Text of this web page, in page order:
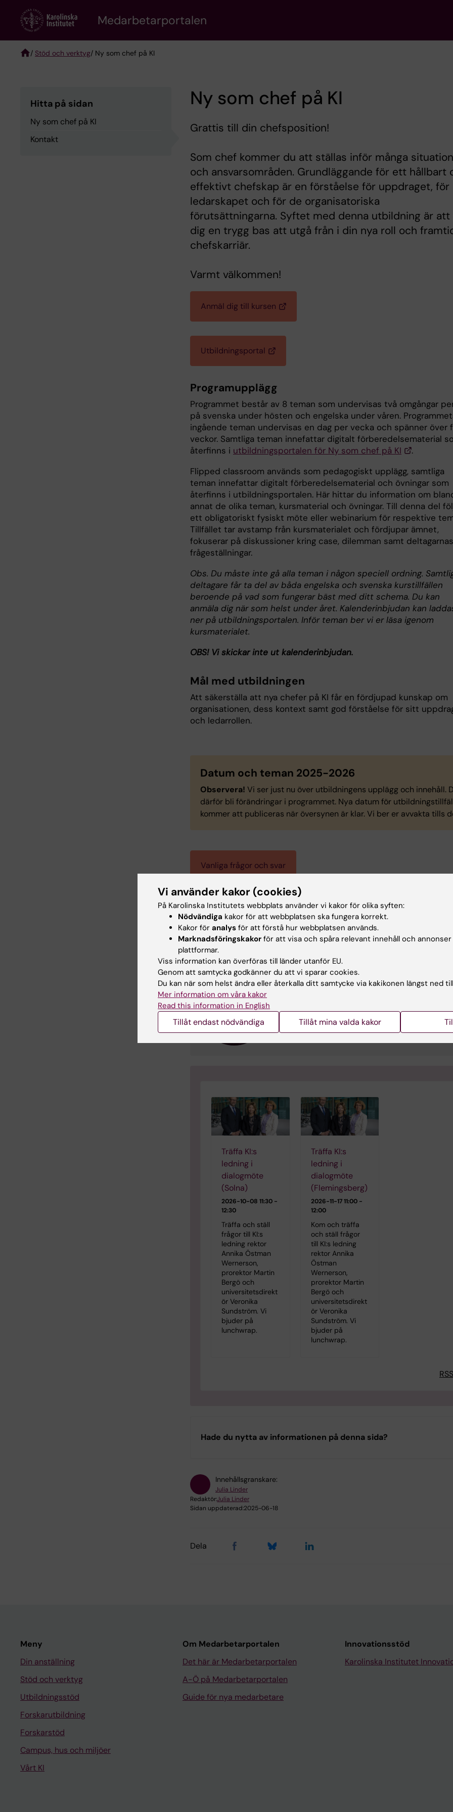
content
Medarbetarportalen
/ Stöd och verktyg/ Ny som chef på KI
Hitta på sidan
Ny som chef på KI
Kontakt
Ny som chef på KI
Grattis till din chefsposition!
Som chef kommer du att ställas inför många
och ansvarsområden. Grundläggande för ett hållbart
effektivt chefskap är en förståelse för uppdraget, för
ledarskapet och för de organisatoriska
förutsättningarna. Syftet med denna utbildning är att
dig en trygg bas att utgå från i din nya roll och
chefskarriär.
Varmt välkommen!
Anmäl dig till kursen
Utbildningsportal
Programupplägg
Programmet består av 8 teman som undervisas två omgångar
på svenska under hösten och engelska under våren.
ingående teman undervisas en dag per vecka och spänner över
veckor. Samtliga teman innefattar digitalt förberedelsematerial
återfinns i utbildningsportalen för Ny som chef på KI
.
Flipped classroom används som pedagogiskt upplägg, samtliga
teman innefattar digitalt förberedelsematerial och övningar som
återfinns i utbildningsportalen. Här hittar du information om
annat de olika teman, kursmaterial och övningar. Till denna del
ett obligatoriskt fysiskt möte eller webinarium för respektive
Tillfället tar avstamp från kursmaterialet och fördjupar ämnet,
fokuserar på diskussioner kring case, dilemman samt deltagarnas
frågeställningar.
Obs. Du måste inte gå alla teman i någon speciell ordning.
deltagare får ta del av båda engelska och svenska kurstillfällen
beroende på vad som fungerar bäst med ditt schema. Du kan
anmäla dig när som helst under året. Kalenderinbjudan kan
ner på utbildningsportalen. Inför teman ber vi er läsa igenom
kursmaterialet.
OBS! Vi skickar inte ut kalenderinbjudan.
Mål med utbildningen
Att säkerställa att nya chefer på KI får en fördjupad kunskap om
organisationen, dess kontext samt god förståelse för sitt
och ledarrollen.
Datum och teman 2025-2026
Observera! Vi ser just nu över utbildningens upplägg och innehåll.
därför bli förändringar i programmet. Nya datum för
kommer att publiceras när översynen är klar. Vi ber er avvakta tills
Vanliga frågor och svar
Kontakt
Programansvarig
Telefon: +46852486665
E-post: julia.linder@ki.se
Träffa KI:s
ledning i
dialogmöte
(Solna)
2026-10-08 11:30 -
12:30
Träffa och ställ
frågor till KI:s
ledning rektor
Annika Östman
Wernerson,
prorektor Martin
Bergö och
universitetsdirekt
ör Veronika
Sundström. Vi
bjuder på
lunchwrap.
Träffa KI:s
ledning i
dialogmöte
(Flemingsberg)
2026-11-1711:00 -
12:00
Kom och träffa
och ställ frågor
till KI:s ledning
rektor Annika
Östman
Wernerson,
prorektor Martin
Bergö och
universitetsdirekt
ör Veronika
Sundström. Vi
bjuder på
lunchwrap.
RSS
Hade du nytta av informationen på denna sida?
Innehållsgranskare:
Julia Linder
Redaktör:Julia Linder
Sidan uppdaterad:2025-06-18
Dela
Meny
Din anställning
Stöd och verktyg
Utbildningsstöd
Forskarutbildning
Forskarstöd
Campus, hus och miljöer
Vårt KI
Om Medarbetarportalen
Det här är Medarbetarportalen
A-Ö på Medarbetarportalen
Guide för nya medarbetare
Innovationsstöd
Karolinska Institutet
Vi använder kakor (cookies)
På Karolinska Institutets webbplats använder vi kakor för olika syften:
Nödvändiga kakor för att webbplatsen ska fungera korrekt.
Kakor för analys för att förstå hur webbplatsen används.
Marknadsföringskakor för att visa och spåra relevant innehåll och
plattformar.
Viss information kan överföras till länder utanför EU.
Genom att samtycka godkänner du att vi sparar cookies.
Du kan när som helst ändra eller återkalla ditt samtycke via kakikonen längst ned
Mer information om våra kakor
Read this information in English
Tillåt endast nödvändiga Tillåt mina valda kakor